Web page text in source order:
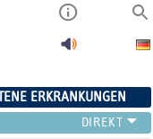
ERKRANKUNGEN